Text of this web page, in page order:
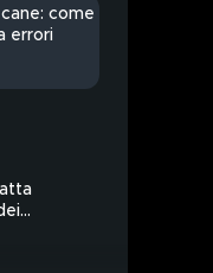
come
errori